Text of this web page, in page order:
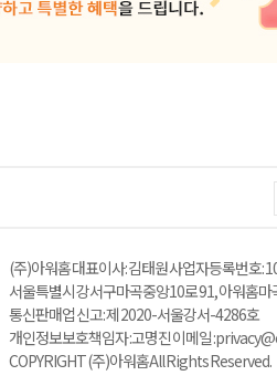
(주)아워홈 대표이사 : 김태원 사업자등록번호 :
서울특별시 강서구 마곡중앙10로 91, 아워홈
통신판매업 신고 : 제 2020-서울강서-4286호
개인정보보호책임자 : 고명진 이메일 :
COPYRIGHT (주)아워홈 All Rights Reserved.